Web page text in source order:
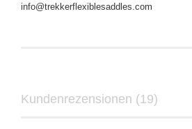
info@trekkerflexiblesaddles.com
Kundenrezensionen (19)